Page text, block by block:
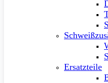
Ersatzteile